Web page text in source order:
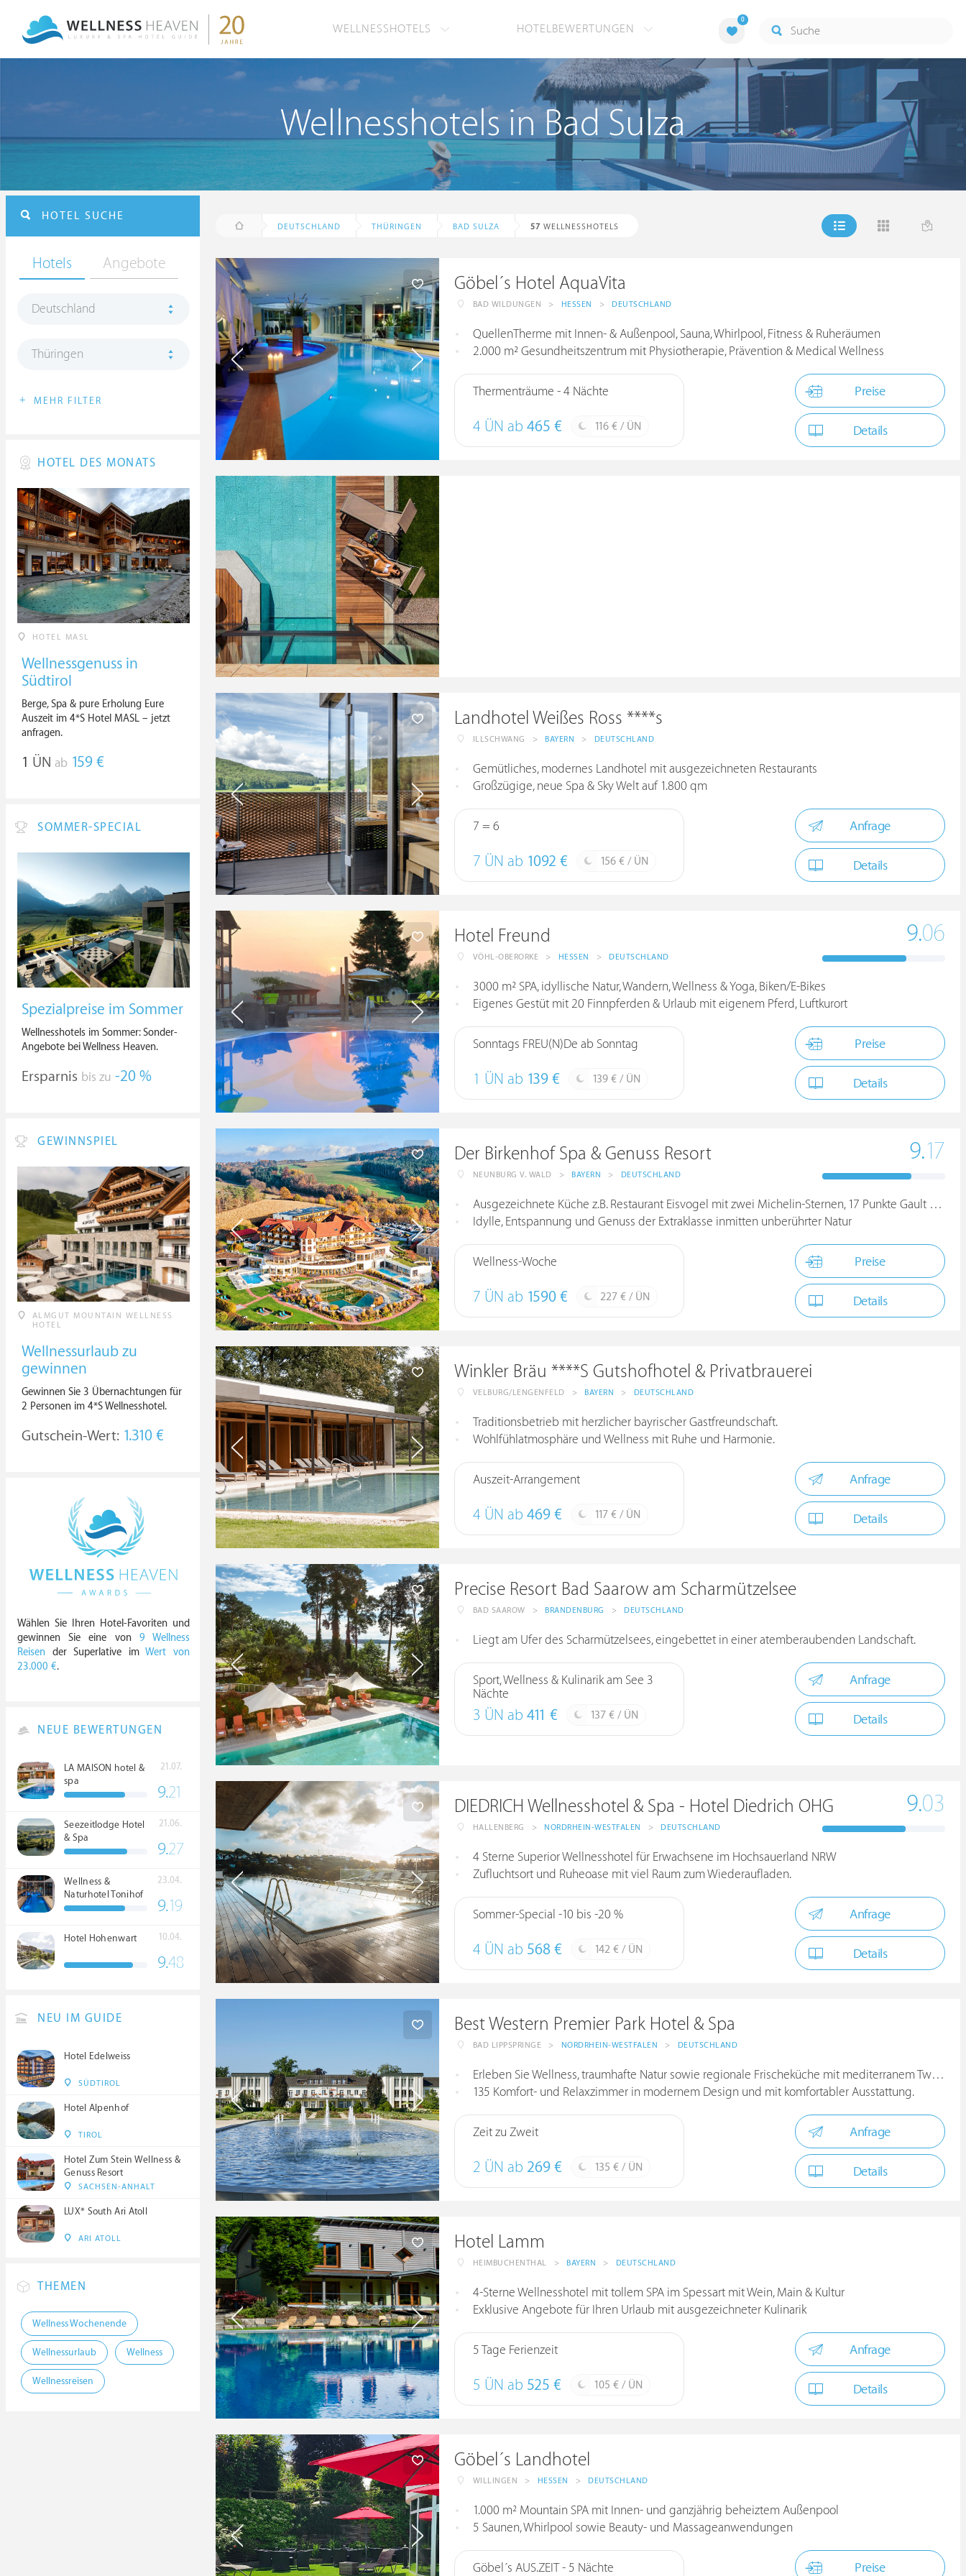
WELLNESSHOTELS HOTELBEWERTUNGEN
0
Wellnesshotels in Bad Sulza
DEUTSCHLAND THÜRINGEN BAD SULZA 57 WELLNESSHOTELS
Göbel´s Hotel AquaVita
BAD WILDUNGEN > HESSEN > DEUTSCHLAND
QuellenTherme mit Innen- & Außenpool, Sauna, Whirlpool, Fitness & Ruheräumen
2.000 m² Gesundheitszentrum mit Physiotherapie, Prävention & Medical Wellness
Thermenträume - 4 Nächte
4 ÜN ab 465 € 116 € / ÜN
Preise
Details
Landhotel Weißes Ross ****s
ILLSCHWANG > BAYERN > DEUTSCHLAND
Gemütliches, modernes Landhotel mit ausgezeichneten Restaurants
Großzügige, neue Spa & Sky Welt auf 1.800 qm
7 = 6
7 ÜN ab 1092 € 156 € / ÜN
Anfrage
Details
Hotel Freund
VÖHL-OBERORKE > HESSEN > DEUTSCHLAND
9.06
3000 m² SPA, idyllische Natur, Wandern, Wellness & Yoga, Biken/E-Bikes
Eigenes Gestüt mit 20 Finnpferden & Urlaub mit eigenem Pferd, Luftkurort
Sonntags FREU(N)De ab Sonntag
1 ÜN ab 139 € 139 € / ÜN
Preise
Details
Der Birkenhof Spa & Genuss Resort
NEUNBURG V. WALD > BAYERN > DEUTSCHLAND
9.17
Ausgezeichnete Küche z.B. Restaurant Eisvogel mit zwei Michelin-Sternen, 17 Punkte Gault Millau
Idylle, Entspannung und Genuss der Extraklasse inmitten unberührter Natur
Wellness-Woche
7 ÜN ab 1590 € 227 € / ÜN
Preise
Details
Winkler Bräu ****S Gutshofhotel & Privatbrauerei
VELBURG/LENGENFELD > BAYERN > DEUTSCHLAND
Traditionsbetrieb mit herzlicher bayrischer Gastfreundschaft.
Wohlfühlatmosphäre und Wellness mit Ruhe und Harmonie.
Auszeit-Arrangement
4 ÜN ab 469 € 117 € / ÜN
Anfrage
Details
Precise Resort Bad Saarow am Scharmützelsee
BAD SAAROW > BRANDENBURG > DEUTSCHLAND
Liegt am Ufer des Scharmützelsees, eingebettet in einer atemberaubenden Landschaft.
Sport, Wellness & Kulinarik am See 3
Nächte
3 ÜN ab 411 € 137 € / ÜN
Anfrage
Details
DIEDRICH Wellnesshotel & Spa - Hotel Diedrich OHG
HALLENBERG > NORDRHEIN-WESTFALEN > DEUTSCHLAND
9.03
4 Sterne Superior Wellnesshotel für Erwachsene im Hochsauerland NRW
Zufluchtsort und Ruheoase mit viel Raum zum Wiederaufladen.
Sommer-Special -10 bis -20 %
4 ÜN ab 568 € 142 € / ÜN
Anfrage
Details
Best Western Premier Park Hotel & Spa
BAD LIPPSPRINGE > NORDRHEIN-WESTFALEN > DEUTSCHLAND
Erleben Sie Wellness, traumhafte Natur sowie regionale Frischeküche mit mediterranem Twist!
135 Komfort- und Relaxzimmer in modernem Design und mit komfortabler Ausstattung.
Zeit zu Zweit
2 ÜN ab 269 € 135 € / ÜN
Anfrage
Details
Hotel Lamm
HEIMBUCHENTHAL > BAYERN > DEUTSCHLAND
4-Sterne Wellnesshotel mit tollem SPA im Spessart mit Wein, Main & Kultur
Exklusive Angebote für Ihren Urlaub mit ausgezeichneter Kulinarik
5 Tage Ferienzeit
5 ÜN ab 525 € 105 € / ÜN
Anfrage
Details
Göbel´s Landhotel
WILLINGEN > HESSEN > DEUTSCHLAND
1.000 m² Mountain SPA mit Innen- und ganzjährig beheiztem Außenpool
5 Saunen, Whirlpool sowie Beauty- und Massageanwendungen
Göbel´s AUS.ZEIT - 5 Nächte Preise
HOTEL SUCHE
Hotels Angebote
Deutschland
Thüringen
+ MEHR FILTER
HOTEL DES MONATS
HOTEL MASL
Wellnessgenuss in
Südtirol
Berge, Spa & pure Erholung Eure
Auszeit im 4*S Hotel MASL – jetzt
anfragen.
1 ÜN ab 159 €
SOMMER-SPECIAL
Spezialpreise im Sommer
Wellnesshotels im Sommer: Sonder-
Angebote bei Wellness Heaven.
Ersparnis bis zu -20 %
GEWINNSPIEL
ALMGUT MOUNTAIN WELLNESS
HOTEL
Wellnessurlaub zu
gewinnen
Gewinnen Sie 3 Übernachtungen für
2 Personen im 4*S Wellnesshotel.
Gutschein-Wert: 1.310 €
Wählen Sie Ihren Hotel-Favoriten und
gewinnen Sie eine von 9 Wellness
Reisen der Superlative imWert von
23.000 €.
NEUE BEWERTUNGEN
LA MAISON hotel &
spa
21.07.
9.21
Seezeitlodge Hotel
& Spa
21.06.
9.27
Wellness &
Naturhotel Tonihof
****S
23.04.
9.19
Hotel Hohenwart 10.04.
9.48
NEU IM GUIDE
Hotel Edelweiss
SÜDTIROL
Hotel Alpenhof
TIROL
Hotel Zum Stein Wellness &
Genuss Resort
SACHSEN-ANHALT
LUX* South Ari Atoll
ARI ATOLL
THEMEN
Wellness Wochenende
Wellnessurlaub Wellness
Wellnessreisen